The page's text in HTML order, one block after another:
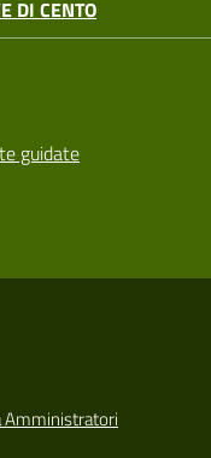
DI CENTO
guidate
Amministratori